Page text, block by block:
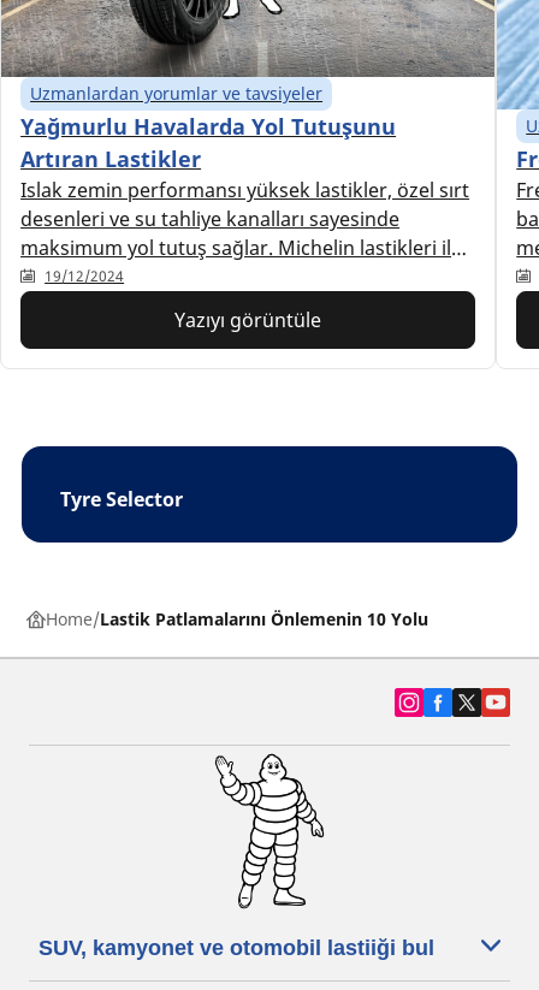
Uzmanlardan yorumlar ve tavsiyeler
Yağmurlu Havalarda Yol Tutuşunu
Artıran Lastikler
Islak zemin performansı yüksek lastikler, özel sırt
desenleri ve su tahliye kanalları sayesinde
maksimum yol tutuş sağlar. Michelin lastikleri ile
yağışlı koşullarda dahi güvenli bir sürüş deneyimi
yaşayabilirsiniz.
19/12/2024
Yazıyı görüntüle
Tyre Selector
Home Lastik Patlamalarını Önlemenin 10 Yolu
SUV, kamyonet ve otomobil lastiiği bul